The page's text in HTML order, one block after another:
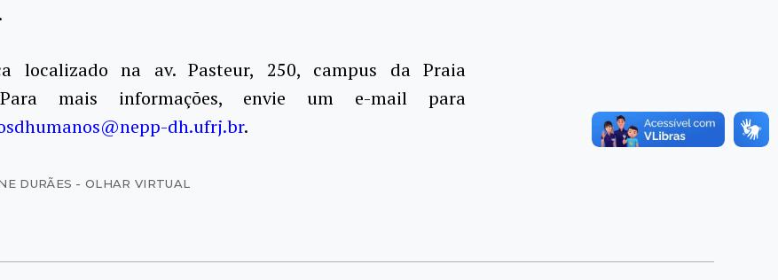
localizado na av. Pasteur, 250, campus da Praia
Para mais informações, envie um e-mail para
dh.ufrj.br.
DURÃES - OLHAR VIRTUAL